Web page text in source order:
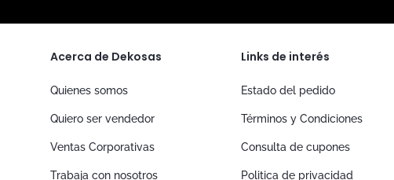
Acerca de Dekosas
Quienes somos
Quiero ser vendedor
Ventas Corporativas
Trabaja con nosotros
Links de interés
Estado del pedido
Términos y Condiciones
Consulta de cupones
Politica de privacidad